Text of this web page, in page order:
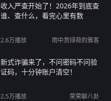
收入严查开始了！2026年到底查
谁、查什么，看完心里有数
2.6万播放 雨中赏绿荷的雅客
新式诈骗来了，不问密码不问验
证码，十分钟账户清空！
2.5万播放 荣荣聊八卦